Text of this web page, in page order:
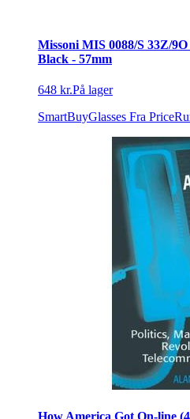
Missoni MIS 0088/S 33Z/
Black - 57mm
648 kr.På lager
SmartBuyGlasses Fra